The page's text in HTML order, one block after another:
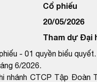
Cổ phiếu
20/05/2026
Tham dự Đại
- 01 quyền biểu quyết.
6/2026.
CTCP Tập Đoàn